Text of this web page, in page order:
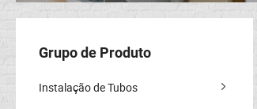
Grupo de Produto
Instalação de Tubos